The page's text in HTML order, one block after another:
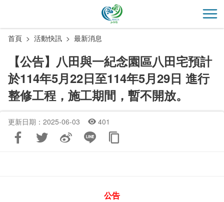
主
開
首頁 活動快訊 最新消息
【公告】八田與一紀念園區八田宅預計
於114年5月22日至114年5月29日 進行
整修工程，施工期間，暫不開放。
更新日期：2025-06-03 401
公告